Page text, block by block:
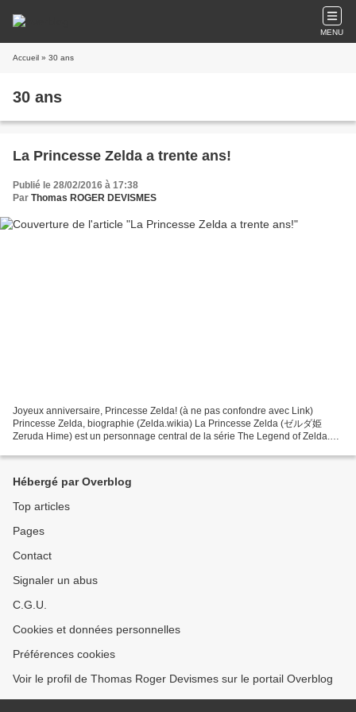
MENU
Accueil » 30 ans
30 ans
La Princesse Zelda a trente ans!
Publié le 28/02/2016 à 17:38
Par Thomas ROGER DEVISMES
Joyeux anniversaire, Princesse Zelda! (à ne pas confondre avec Link)
Princesse Zelda, biographie (Zelda.wikia) La Princesse Zelda (ゼルダ姫
Zeruda Hime) est un personnage central de la série The Legend of Zelda.
Hébergé par Overblog
Top articles
Pages
Contact
Signaler un abus
C.G.U.
Cookies et données personnelles
Préférences cookies
Voir le profil de Thomas Roger Devismes sur le portail Overblog